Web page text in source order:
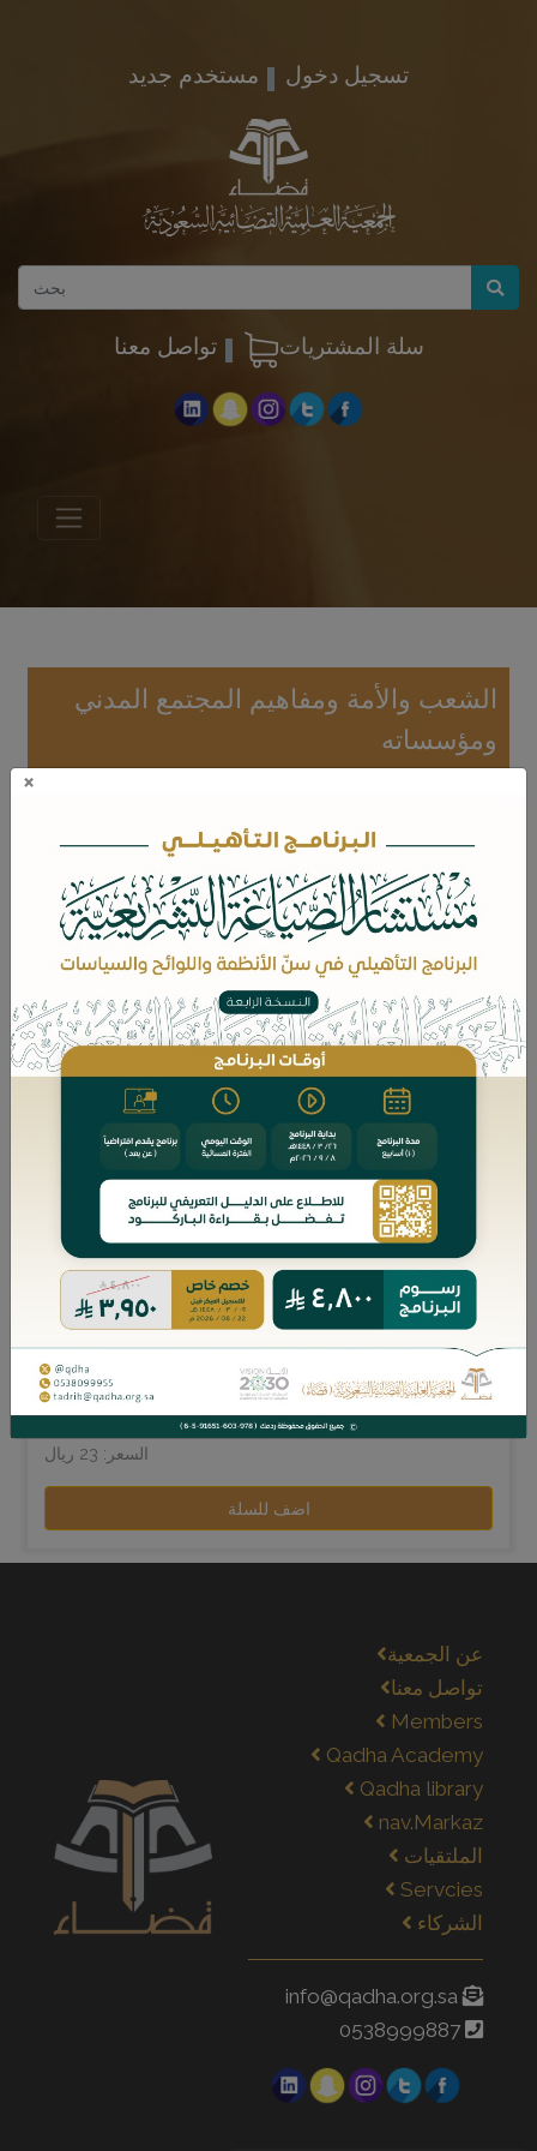
مستخدم جديد تسجيل دخول
تواصل معنا سلة المشتريات
الشعب والأمة ومفاهيم المجتمع المدني
ومؤسساته
بيانات الكتاب
المؤلفين:
عدد الصفحات: 142
السعر: 23 ريال
اضف للسلة
عن الجمعية
تواصل معنا
Members
Qadha Academy
Qadha library
nav.Markaz
الملتقيات
Servcies
الشركاء
info@qadha.org.sa
0538999887
×